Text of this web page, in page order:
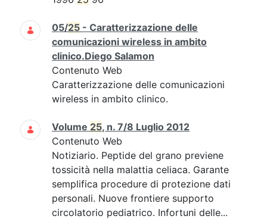
05/25 - Caratterizzazione delle
comunicazioni wireless in ambito
clinico.Diego Salamon
Contenuto Web
Caratterizzazione delle comunicazioni
wireless in ambito clinico.
Volume 25, n. 7/8 Luglio 2012
Contenuto Web
Notiziario. Peptide del grano previene
tossicità nella malattia celiaca. Garante
semplifica procedure di protezione dati
personali. Nuove frontiere supporto
circolatorio pediatrico. Infortuni delle...